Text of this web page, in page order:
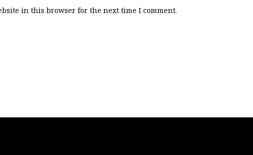
in this browser for the next time I comment.